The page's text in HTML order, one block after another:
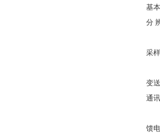
基
分
采
变
通
馈